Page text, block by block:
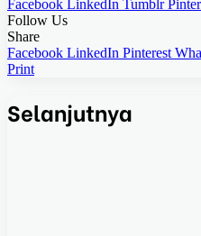
Facebook LinkedIn Tumblr
Follow Us
Share
Facebook LinkedIn Pinterest
Print
Selanjutnya